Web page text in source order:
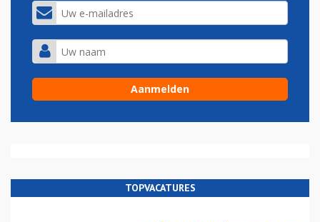
TOPVACATURES